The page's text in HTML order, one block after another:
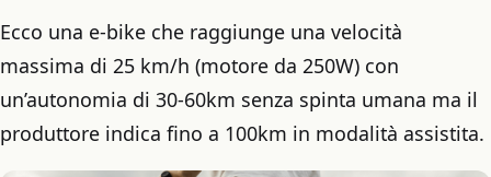
Ecco una e-bike che raggiunge una velocità
massima di 25 km/h (motore da 250W) con
un’autonomia di 30-60km senza spinta umana ma il
produttore indica fino a 100km in modalità assistita.